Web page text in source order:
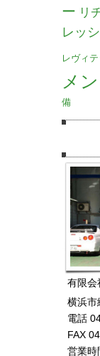
ー リ
レッ
レヴィテ
メ
備
有限会
横浜市
電話
FAX
営業